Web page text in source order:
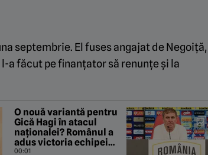
septembrie. El fuses angajat de Negoiță,
a făcut pe finanțator să renunțe și la
O nouă variantă pentru
Gică Hagi în atacul
naționalei? Românul a
adus victoria echipei
sale în Europa League
00:01